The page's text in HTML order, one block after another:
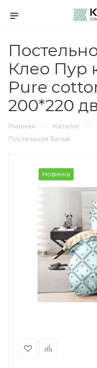
Клео Пур
Pure
200*220
Главная — Каталог —
Постельное белье
Новинка